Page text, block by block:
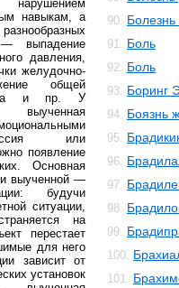
нарушением
навыкам, а
— выпадение
давления,
желудочно-
общей
и пр. У
выученная
или
появление
Основная
выученной —
будучи
ситуации,
на
перестает
для него
зависит от
установок
90.
91. Боль
92. Боль
93. Боринг
94. Боязнь
95.
96.
97.
98.
99.
100.
101.